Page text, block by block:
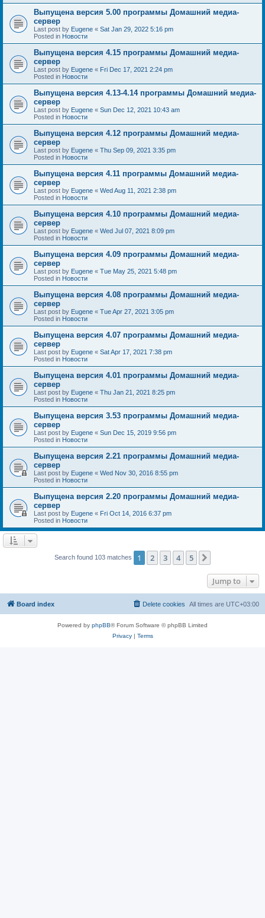
Выпущена версия 5.00 программы Домашний медиа-
сервер
Last post by Eugene « Sat Jan 29, 2022 5:16 pm
Posted in Новости
Выпущена версия 4.15 программы Домашний медиа-
сервер
Last post by Eugene « Fri Dec 17, 2021 2:24 pm
Posted in Новости
Выпущена версия 4.13-4.14 программы Домашний медиа-
сервер
Last post by Eugene « Sun Dec 12, 2021 10:43 am
Posted in Новости
Выпущена версия 4.12 программы Домашний медиа-
сервер
Last post by Eugene « Thu Sep 09, 2021 3:35 pm
Posted in Новости
Выпущена версия 4.11 программы Домашний медиа-
сервер
Last post by Eugene « Wed Aug 11, 2021 2:38 pm
Posted in Новости
Выпущена версия 4.10 программы Домашний медиа-
сервер
Last post by Eugene « Wed Jul 07, 2021 8:09 pm
Posted in Новости
Выпущена версия 4.09 программы Домашний медиа-
сервер
Last post by Eugene « Tue May 25, 2021 5:48 pm
Posted in Новости
Выпущена версия 4.08 программы Домашний медиа-
сервер
Last post by Eugene « Tue Apr 27, 2021 3:05 pm
Posted in Новости
Выпущена версия 4.07 программы Домашний медиа-
сервер
Last post by Eugene « Sat Apr 17, 2021 7:38 pm
Posted in Новости
Выпущена версия 4.01 программы Домашний медиа-
сервер
Last post by Eugene « Thu Jan 21, 2021 8:25 pm
Posted in Новости
Выпущена версия 3.53 программы Домашний медиа-
сервер
Last post by Eugene « Sun Dec 15, 2019 9:56 pm
Posted in Новости
Выпущена версия 2.21 программы Домашний медиа-
сервер
Last post by Eugene « Wed Nov 30, 2016 8:55 pm
Posted in Новости
Выпущена версия 2.20 программы Домашний медиа-
сервер
Last post by Eugene « Fri Oct 14, 2016 6:37 pm
Posted in Новости
Search found 103 matches 1 2 3 4 5
Jump to
Board index All times are UTC+03:00
Delete cookies
Powered by phpBB® Forum Software © phpBB Limited
Privacy| Terms